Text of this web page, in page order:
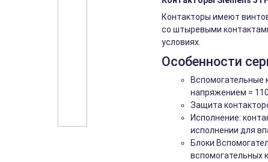
Контакторы имеют
со штыревыми
условиях.
Особенности
Вспомогательные
напряжением =
Защита
Исполнение:
исполнении для
Блоки
вспомогательных